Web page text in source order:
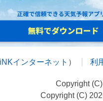
インターネット ） 利
Copyright
Copyright (C)